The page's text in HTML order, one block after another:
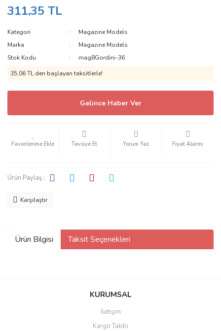
311,35 TL
Kategori
Magazine Models
Marka
Magazine Models
Stok Kodu
mag8Gordini-36
35,06 TL den başlayan taksitlerle!
Gelince Haber Ver
Tavsiye Et Yorum Yaz Fiyat Alarmı
Ürün Paylaş :
Karşılaştır
Ürün Bilgisi Taksit Seçenekleri
KURUMSAL
İletişim
Kargo Takibi